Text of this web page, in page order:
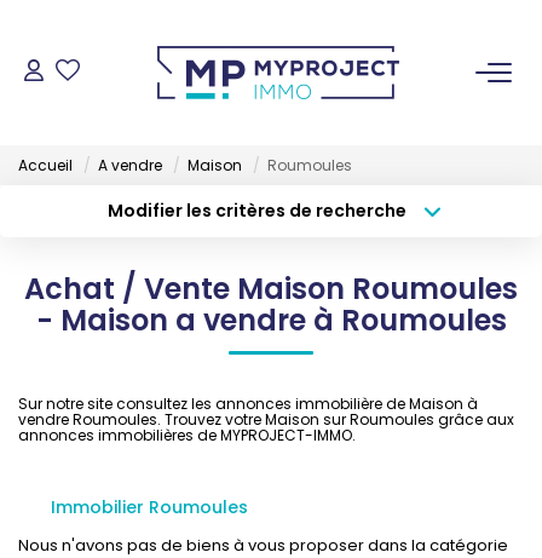
ESTIMER
GESTION LOCATIVE
Qui Sommes-Nous
Accueil A vendre Maison Roumoules
Modifier les critères de recherche
Sélectionnez...
Type de bien
Surface min
Créer une alerte
Achat / Vente Maison Roumoules
- Maison a vendre à Roumoules
Sur notre site consultez les annonces immobilière de Maison à
vendre Roumoules. Trouvez votre Maison sur Roumoules grâce aux
annonces immobilières de MYPROJECT-IMMO.
Immobilier Roumoules
Nous n'avons pas de biens à vous proposer dans la catégorie